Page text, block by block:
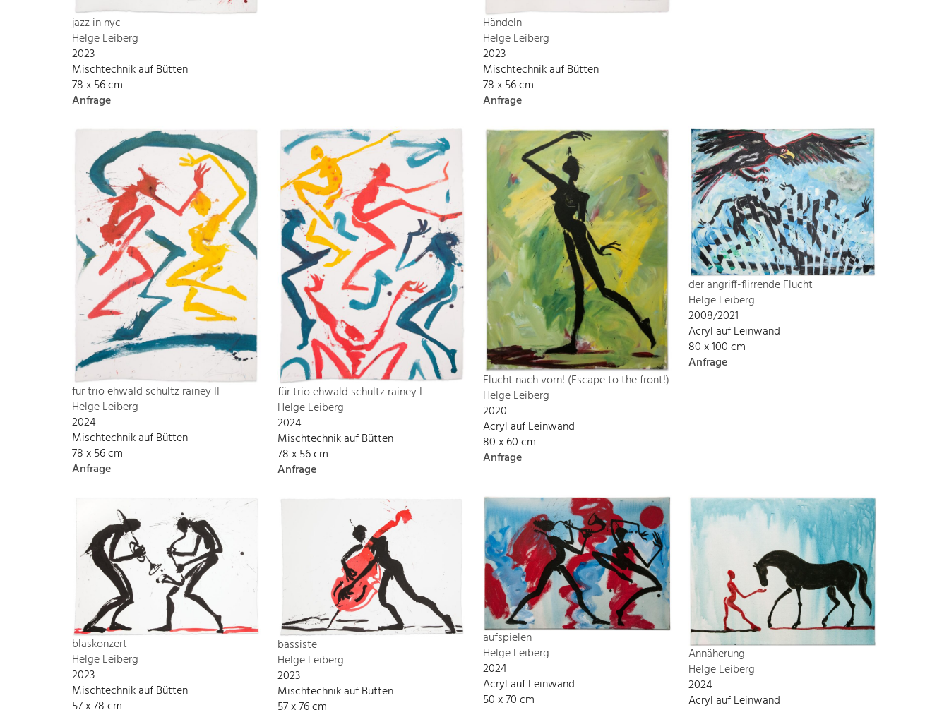
jazz in nyc
Helge Leiberg
2023
Mischtechnik auf Bütten
78 x 56 cm
Anfrage
Händeln
Helge Leiberg
2023
Mischtechnik auf Bütten
78 x 56 cm
Anfrage
für trio ehwald schultz rainey II
Helge Leiberg
2024
Mischtechnik auf Bütten
78 x 56 cm
Anfrage
für trio ehwald schultz rainey I
Helge Leiberg
2024
Mischtechnik auf Bütten
78 x 56 cm
Anfrage
Flucht nach vorn! (Escape to the front!)
Helge Leiberg
2020
Acryl auf Leinwand
80 x 60 cm
Anfrage
der angriff-flirrende Flucht
Helge Leiberg
2008/2021
Acryl auf Leinwand
80 x 100 cm
Anfrage
blaskonzert
Helge Leiberg
2023
Mischtechnik auf Bütten
57 x 78 cm
bassiste
Helge Leiberg
2023
Mischtechnik auf Bütten
aufspielen
Helge Leiberg
2024
Acryl auf Leinwand
50 x 70 cm
Annäherung
Helge Leiberg
2024
Acryl auf Leinwand